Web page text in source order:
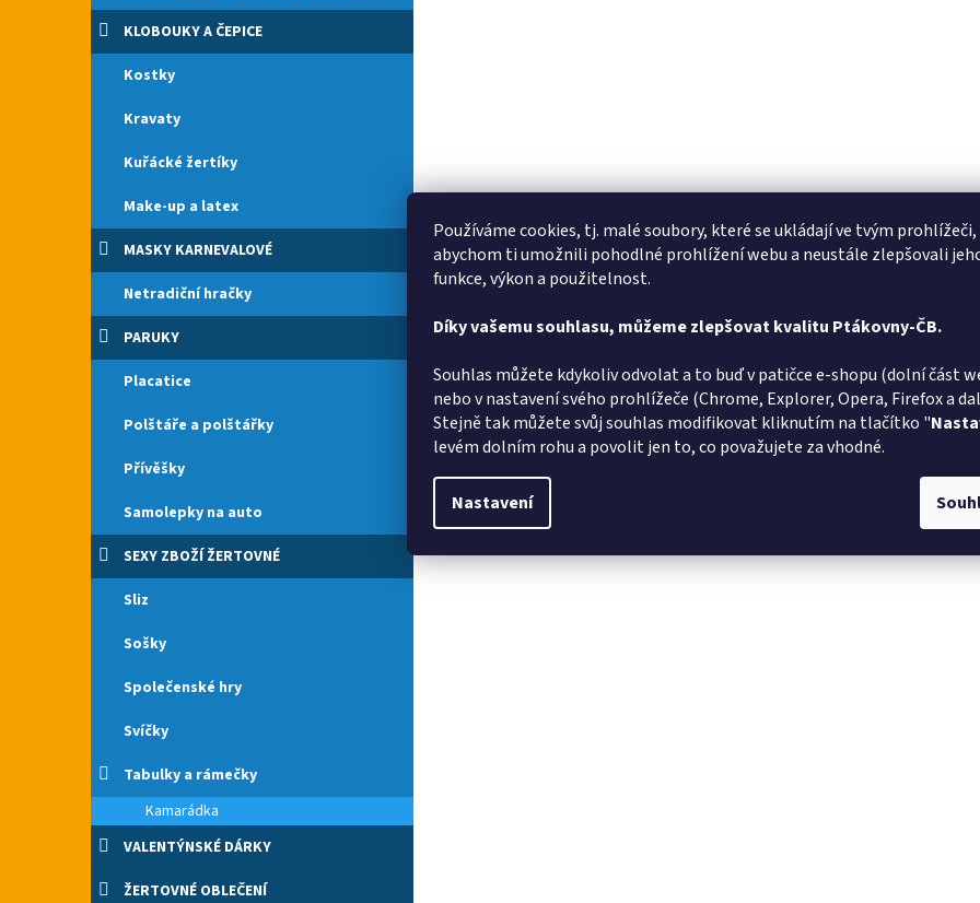
Používáme cookies, tj. malé soubory, které se ukládají ve tvým prohlížeči,
abychom ti umožnili pohodlné prohlížení webu a neustále zlepšovali
funkce, výkon a použitelnost.
Díky vašemu souhlasu, můžeme zlepšovat kvalitu Ptákovny-ČB.
Souhlas můžete kdykoliv odvolat a to buď v patičce e-shopu (dolní část
nebo v nastavení svého prohlížeče (Chrome, Explorer, Opera, Firefox a
Stejně tak můžete svůj souhlas modifikovat kliknutím na tlačítko "
levém dolním rohu a povolit jen to, co považujete za vhodné.
Nastavení
KLOBOUKY A ČEPICE
Kostky
Kravaty
Kuřácké žertíky
Make-up a latex
MASKY KARNEVALOVÉ
Netradiční hračky
PARUKY
Placatice
Polštáře a polštářky
Přívěšky
Samolepky na auto
SEXY ZBOŽÍ ŽERTOVNÉ
Sliz
Sošky
Společenské hry
Svíčky
Tabulky a rámečky
Kamarádka
VALENTÝNSKÉ DÁRKY
ŽERTOVNÉ OBLEČENÍ